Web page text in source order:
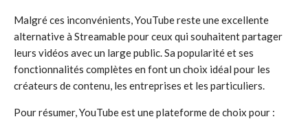
Malgré ces inconvénients, YouTube reste une excellente
alternative à Streamable pour ceux qui souhaitent partager
leurs vidéos avec un large public. Sa popularité et ses
fonctionnalités complètes en font un choix idéal pour les
créateurs de contenu, les entreprises et les particuliers.
Pour résumer, YouTube est une plateforme de choix pour :